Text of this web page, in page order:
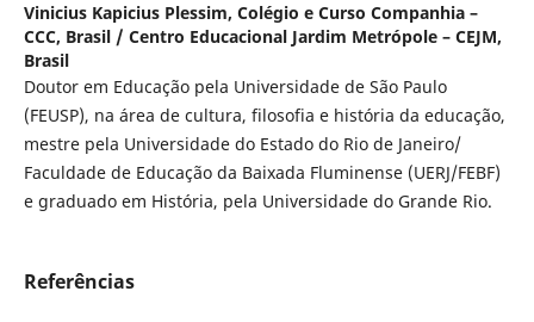
Vinicius Kapicius Plessim, Colégio e Curso Companhia –
CCC, Brasil / Centro Educacional Jardim Metrópole – CEJM,
Brasil
Doutor em Educação pela Universidade de São Paulo
(FEUSP), na área de cultura, filosofia e história da educação,
mestre pela Universidade do Estado do Rio de Janeiro/
Faculdade de Educação da Baixada Fluminense (UERJ/FEBF)
e graduado em História, pela Universidade do Grande Rio.
Referências